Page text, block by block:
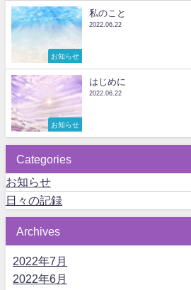
お知らせ
私のこと
2022.06.22
お知らせ
はじめに
2022.06.22
Categories
お知らせ
日々の記録
Archives
2022年7月
2022年6月